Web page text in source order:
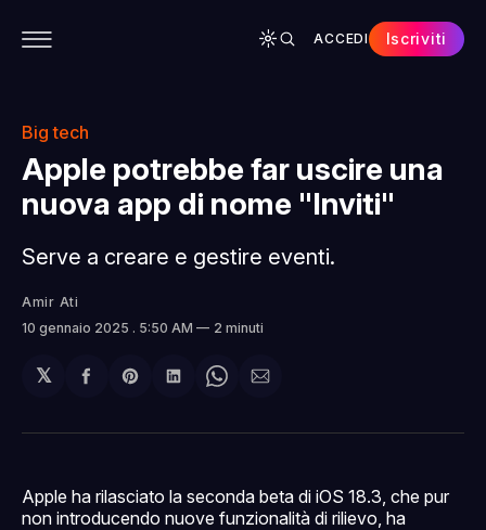
ACCEDI Iscriviti
Big tech
Apple potrebbe far uscire una
nuova app di nome "Inviti"
Serve a creare e gestire eventi.
Amir Ati
10 gennaio 2025 . 5:50 AM 2 minuti
𝕏
Condividi
Facebook
Share
Pinterest
Condividi
LinkedIn
Share
WhatsApp
Condividi
email
Apple ha rilasciato la seconda beta di iOS 18.3, che pur
non introducendo nuove funzionalità di rilievo, ha